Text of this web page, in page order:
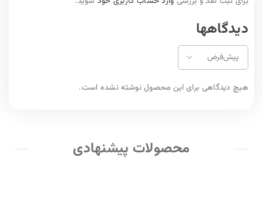
دیدگاهها
هیچ دیدگاهی برای این محصول نوشته نشده است.
محصولات پیشنهادی